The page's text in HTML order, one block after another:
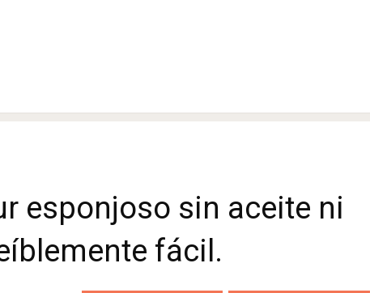
esponjoso sin aceite ni
fácil.